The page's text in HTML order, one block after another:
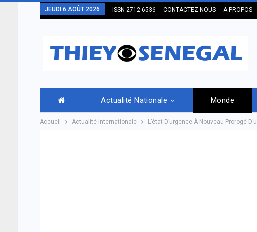
JEUDI 6 AOÛT 2026 ISSN 2712-6536 CONTACTEZ-NOUS A PROPOS
Actualité Nationale Monde
Accueil Actualité Internationale L’état D’urgence À Nouveau Prorogé